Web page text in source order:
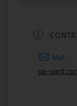
Mail
pa-